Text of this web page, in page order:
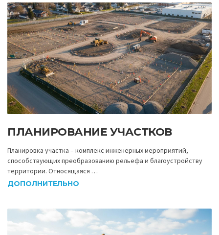
ПЛАНИРОВАНИЕ УЧАСТКОВ
Планировка участка – комплекс инженерных мероприятий,
способствующих преобразованию рельефа и благоустройству
территории. Относящаяся …
ДОПОЛНИТЕЛЬНО